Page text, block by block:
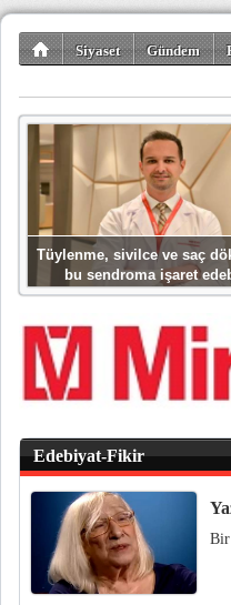
Siyaset Gündem
Tüylenme, sivilce ve saç
bu sendroma işaret
Edebiyat-Fikir
Bir